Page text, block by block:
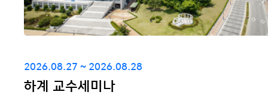
2026.08.27 ~ 2026.08.28
하계 교수세미나